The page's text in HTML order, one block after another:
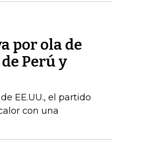
por ola de
Perú y
EE.UU., el partido
con una